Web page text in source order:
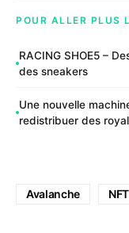
POUR ALLER PLUS
RACING SHOE5 –
des sneakers
Une nouvelle
redistribuer des
Avalanche NFT